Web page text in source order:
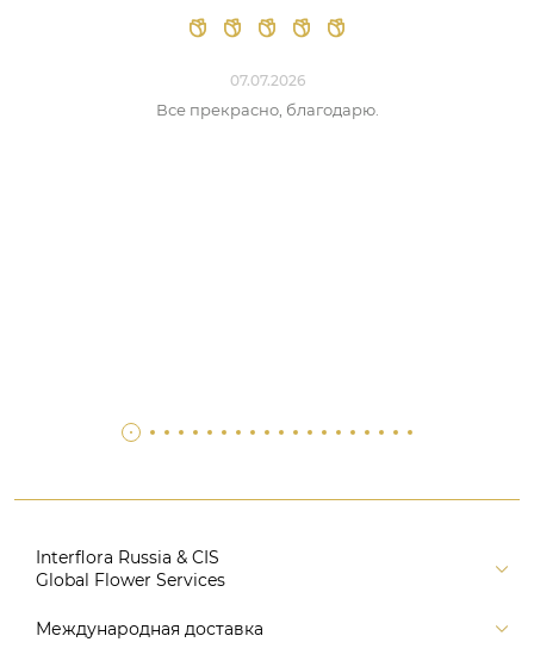
07.07.2026
Все прекрасно, благодарю.
Interflora Russia & CIS
Global Flower Services
Версия для печати
Международная доставка